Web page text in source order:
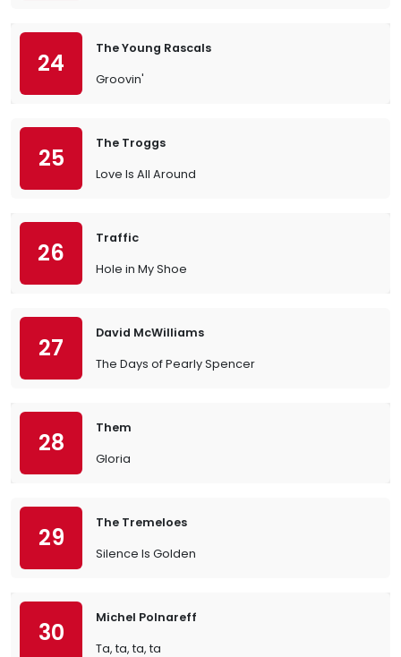
24
The Young Rascals
Groovin'
25
The Troggs
Love Is All Around
26
Traffic
Hole in My Shoe
27
David McWilliams
The Days of Pearly Spencer
28
Them
Gloria
29
The Tremeloes
Silence Is Golden
30
Michel Polnareff
Ta, ta, ta, ta